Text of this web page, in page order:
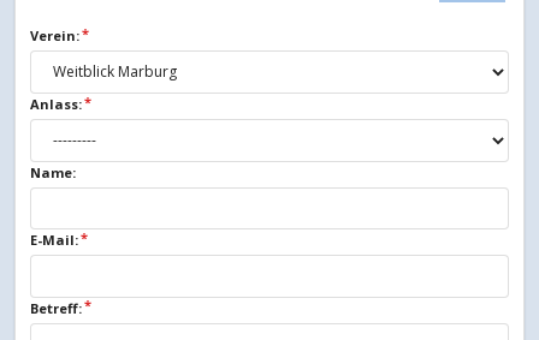
Verein:
Anlass:
Name:
E-Mail:
Betreff: